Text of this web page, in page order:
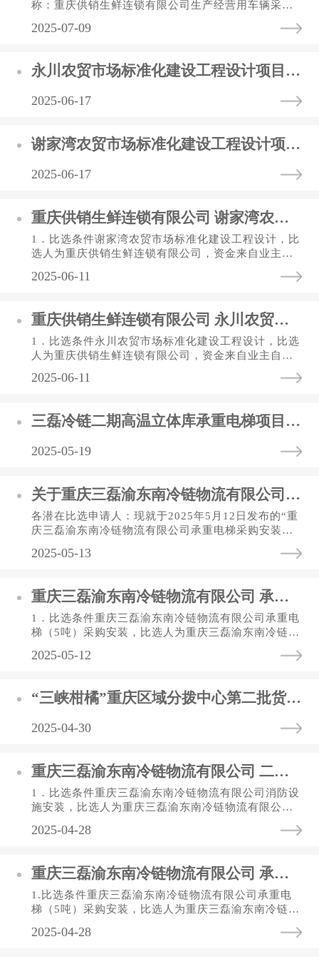
称：重庆供销生鲜连锁有限公司生产经营用车辆采购
资金，预算金额为21.6万...
2025-07-09
永川农贸市场标准化建设工程设计项目 中标（选）结果公告表
2025-06-17
谢家湾农贸市场标准化建设工程设计项目 中标（选）结果公告表
2025-06-17
重庆供销生鲜连锁有限公司 谢家湾农贸市场标准化建设工程设计项目 竞争性比选公告
1．比选条件谢家湾农贸市场标准化建设工程设计，比
选人为重庆供销生鲜连锁有限公司，资金来自业主自
比选概括与比选范围2....
2025-06-11
重庆供销生鲜连锁有限公司 永川农贸市场标准化建设工程设计项目 竞争性比选公告
1．比选条件永川农贸市场标准化建设工程设计，比选
人为重庆供销生鲜连锁有限公司，资金来自业主自筹
选概括与比选范围2.1....
2025-06-11
三磊冷链二期高温立体库承重电梯项目 招标比选结果公示表
2025-05-19
关于重庆三磊渝东南冷链物流有限公司 承重电梯采购安装比选更正公告
各潜在比选申请人：现就于2025年5月12日发布的“重
庆三磊渝东南冷链物流有限公司承重电梯采购安装比
比选技术标准和要求及...
2025-05-13
重庆三磊渝东南冷链物流有限公司 承重电梯采购安装比选公告
1．比选条件重庆三磊渝东南冷链物流有限公司承重电
梯（5吨）采购安装，比选人为重庆三磊渝东南冷链物
主自筹资金。2．比选概...
2025-05-12
“三峡柑橘”重庆区域分拨中心第二批货架采购及安装中标（选）结果公告表
2025-04-30
重庆三磊渝东南冷链物流有限公司 二期高温立体库消防设施安装比选公告
1．比选条件重庆三磊渝东南冷链物流有限公司消防设
施安装，比选人为重庆三磊渝东南冷链物流有限公司
金。2．比选概况与比选范...
2025-04-28
重庆三磊渝东南冷链物流有限公司 承重电梯采购安装比选公告
1.比选条件重庆三磊渝东南冷链物流有限公司承重电
梯（5吨）采购安装，比选人为重庆三磊渝东南冷链物
主自筹资金。2.比选概况...
2025-04-28